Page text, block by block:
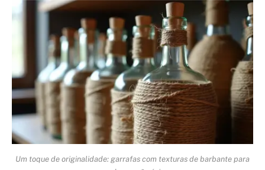
Um toque de originalidade: garrafas com texturas de barbante para